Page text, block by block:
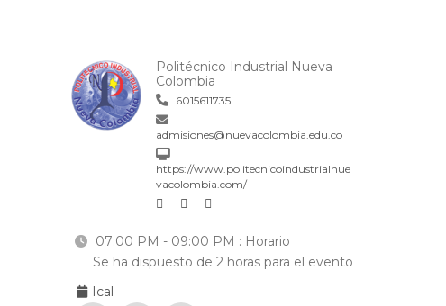
Politécnico Industrial Nueva
Colombia
6015611735
admisiones@nuevacolombia.edu.co
https://www.politecnicoindustrialnue
vacolombia.com/
07:00 PM - 09:00 PM : Horario
Se ha dispuesto de 2 horas para el evento
Ical